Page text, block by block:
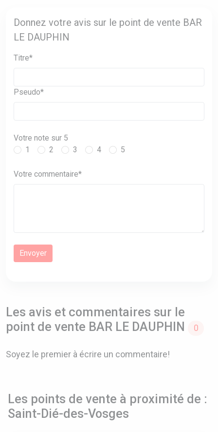
Donnez votre avis sur le point de vente BAR
LE DAUPHIN
Titre*
Pseudo*
Votre note sur 5
1
2 3 4 5
Votre commentaire*
Les avis et commentaires sur le
point de vente BAR LE DAUPHIN
0
Soyez le premier à écrire un commentaire!
Les points de vente à proximité de :
Saint-Dié-des-Vosges